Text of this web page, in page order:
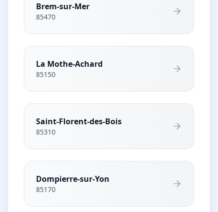
Brem-sur-Mer
85470
La Mothe-Achard
85150
Saint-Florent-des-Bois
85310
Dompierre-sur-Yon
85170